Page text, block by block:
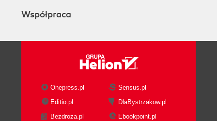
Współpraca
Onepress.pl
Sensus.pl
Editio.pl
DlaBystrzakow.pl
Bezdroza.pl
Ebookpoint.pl